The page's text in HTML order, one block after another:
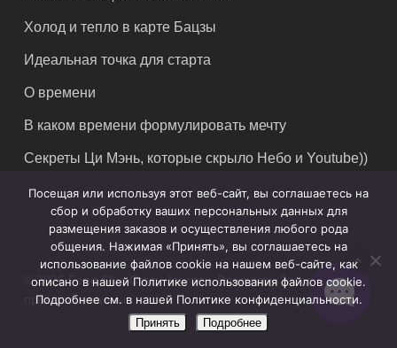
Холод и тепло в карте Бацзы
Идеальная точка для старта
О времени
В каком времени формулировать мечту
Секреты Ци Мэнь, которые скрыло Небо и Youtube))
© 2026 Feng Shui Crazy Journey. Владимир Захаров. Все
права защищены.
Посещая или используя этот веб-сайт, вы соглашаетесь на
сбор и обработку ваших персональных данных для
размещения заказов и осуществления любого рода
общения. Нажимая «Принять», вы соглашаетесь на
использование файлов cookie на нашем веб-сайте, как
описано в нашей Политике использования файлов cookie.
Подробнее см. в нашей Политике конфиденциальности.
Принять Подробнее